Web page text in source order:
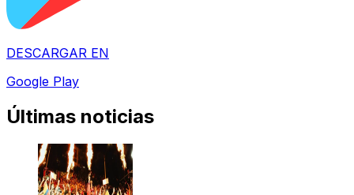
DESCARGAR EN
Google Play
Últimas noticias